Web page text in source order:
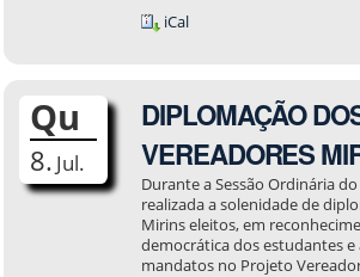
iCal
Qu
8. Jul.
DIPLOMAÇÃO
VEREADORES
Durante a Sessão Ordinária
realizada a solenidade de
Mirins eleitos, em
democrática dos estudantes e
mandatos no Projeto